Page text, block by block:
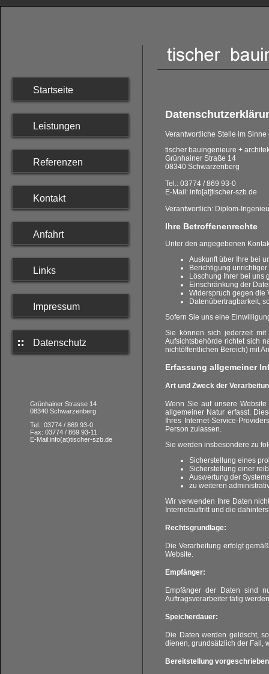
Startseite
Leistungen
Referenzen
Kontakt
Anfahrt
Links
Impressum
Datenschutz
Grünhainer Strasse 14
08340 Schwarzenberg
Tel.: 03774 / 869 93-0
Fax: 03774 / 869 93-11
E-Mail:info(at)tischer-szb.de
Verantwortliche Stelle im
tischer bauingenieure +
Grünhainer Straße 14
08340 Schwarzenberg
Tel.: 03774 / 869 93-0
E-Mail: info[at]tischer-szb.de
Verantwortlich: Diplom-
Ihre Betroffenenrechte
Unter den angegebenen
Auskunft über Ihre bei
Berichtigung
Löschung Ihrer bei uns
Einschränkung der
Widerspruch gegen die
Datenübertragbarkeit,
Sofern Sie uns eine
Sie können sich jederzeit
Aufsichtsbehörde richtet sich
nichtöffentlichen Bereich) mit
Erfassung allgemeiner
Art und Zweck der
Wenn Sie auf unsere
allgemeiner Natur erfasst.
Ihres Internet-Service-
Person zulassen.
Sie werden insbesondere zu
Sicherstellung eines
Sicherstellung einer
Auswertung der
zu weiteren
Wir verwenden Ihre Daten
Internetauftritt und die
Rechtsgrundlage:
Die Verarbeitung erfolgt
Website.
Empfänger:
Empfänger der Daten sind
Auftragsverarbeiter tätig
Speicherdauer:
Die Daten werden gelöscht,
dienen, grundsätzlich der Fall,
Bereitstellung